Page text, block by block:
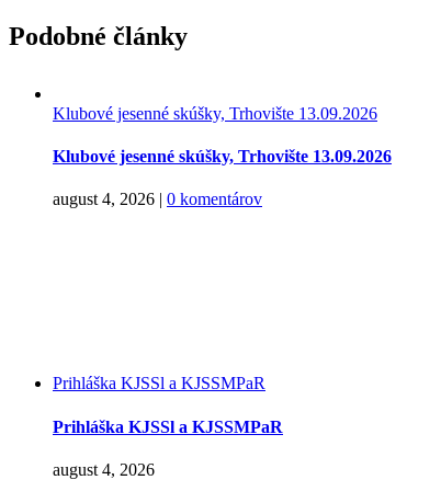
Podobné články
Klubové jesenné skúšky, Trhovište 13.09.2026
Klubové jesenné skúšky, Trhovište 13.09.2026
august 4, 2026 | 0 komentárov
Prihláška KJSSl a KJSSMPaR
Prihláška KJSSl a KJSSMPaR
august 4, 2026